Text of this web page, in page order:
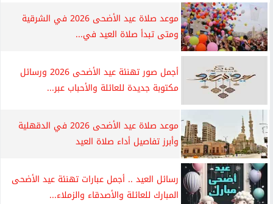
موعد صلاة عيد الأضحى 2026 في الشرقية
ومتى تبدأ صلاة العيد في...
أجمل صور تهنئة عيد الأضحى 2026 ورسائل
مكتوبة جديدة للعائلة والأحباب عبر...
موعد صلاة عيد الأضحى 2026 في الدقهلية
وأبرز تفاصيل أداء صلاة العيد
رسائل العيد .. أجمل عبارات تهنئة عيد الأضحى
المبارك للعائلة والأصدقاء والزملاء...